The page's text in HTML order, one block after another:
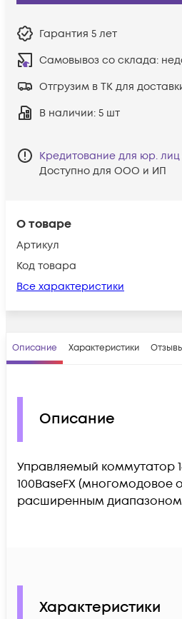
О товаре
Артикул
Код товара
Все характеристики
Гарантия 5 лет
Самовывоз со склада:
Отгрузим в ТК для
В наличии: 5 шт
Кредитование для юр. лиц
Доступно для ООО и ИП
Описание Характеристики
Описание
Управляемый коммутатор
100BaseFX (многомодовое
расширенным
Характеристики